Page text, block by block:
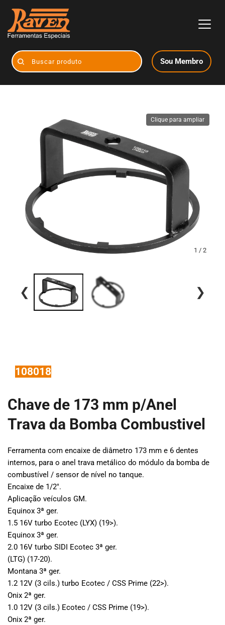
Buscar produto Sou Membro
1 / 2
Clique para ampliar
❮ ❯
108018
Chave de 173 mm p/Anel
Trava da Bomba Combustivel
Ferramenta com encaixe de diâmetro 173 mm e 6 dentes
internos, para o anel trava metálico do módulo da bomba de
combustível / sensor de nível no tanque.
Encaixe de 1/2".
Aplicação veículos GM.
Equinox 3ª ger.
1.5 16V turbo Ecotec (LYX) (19>).
Equinox 3ª ger.
2.0 16V turbo SIDI Ecotec 3ª ger.
(LTG) (17-20).
Montana 3ª ger.
1.2 12V (3 cils.) turbo Ecotec / CSS Prime (22>).
Onix 2ª ger.
1.0 12V (3 cils.) Ecotec / CSS Prime (19>).
Onix 2ª ger.